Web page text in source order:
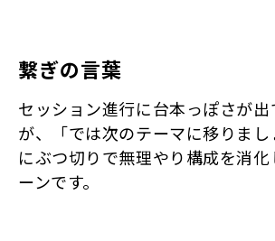
繋ぎの言葉
セッション進行に台本っぽさが
が、「では次のテーマに移りまし
にぶつ切りで無理やり構成を消
ーンです。